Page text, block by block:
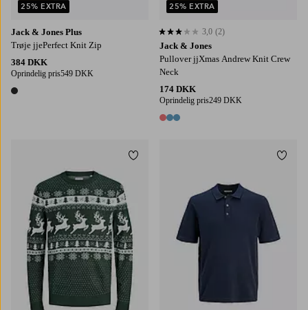
Jack & Jones Plus
Trøje jjePerfect Knit Zip
384 DKK
Oprindelig pris549 DKK
1 farve
25% EXTRA
Jack & Jones
Pullover jjXmas Andrew Knit Crew
Neck
174 DKK
Oprindelig pris249 DKK
3 farver
3,0 baseret på 2 bedømmelser
3,0 (2)
25% EXTRA
Tilføj til favoritter
XL2XL